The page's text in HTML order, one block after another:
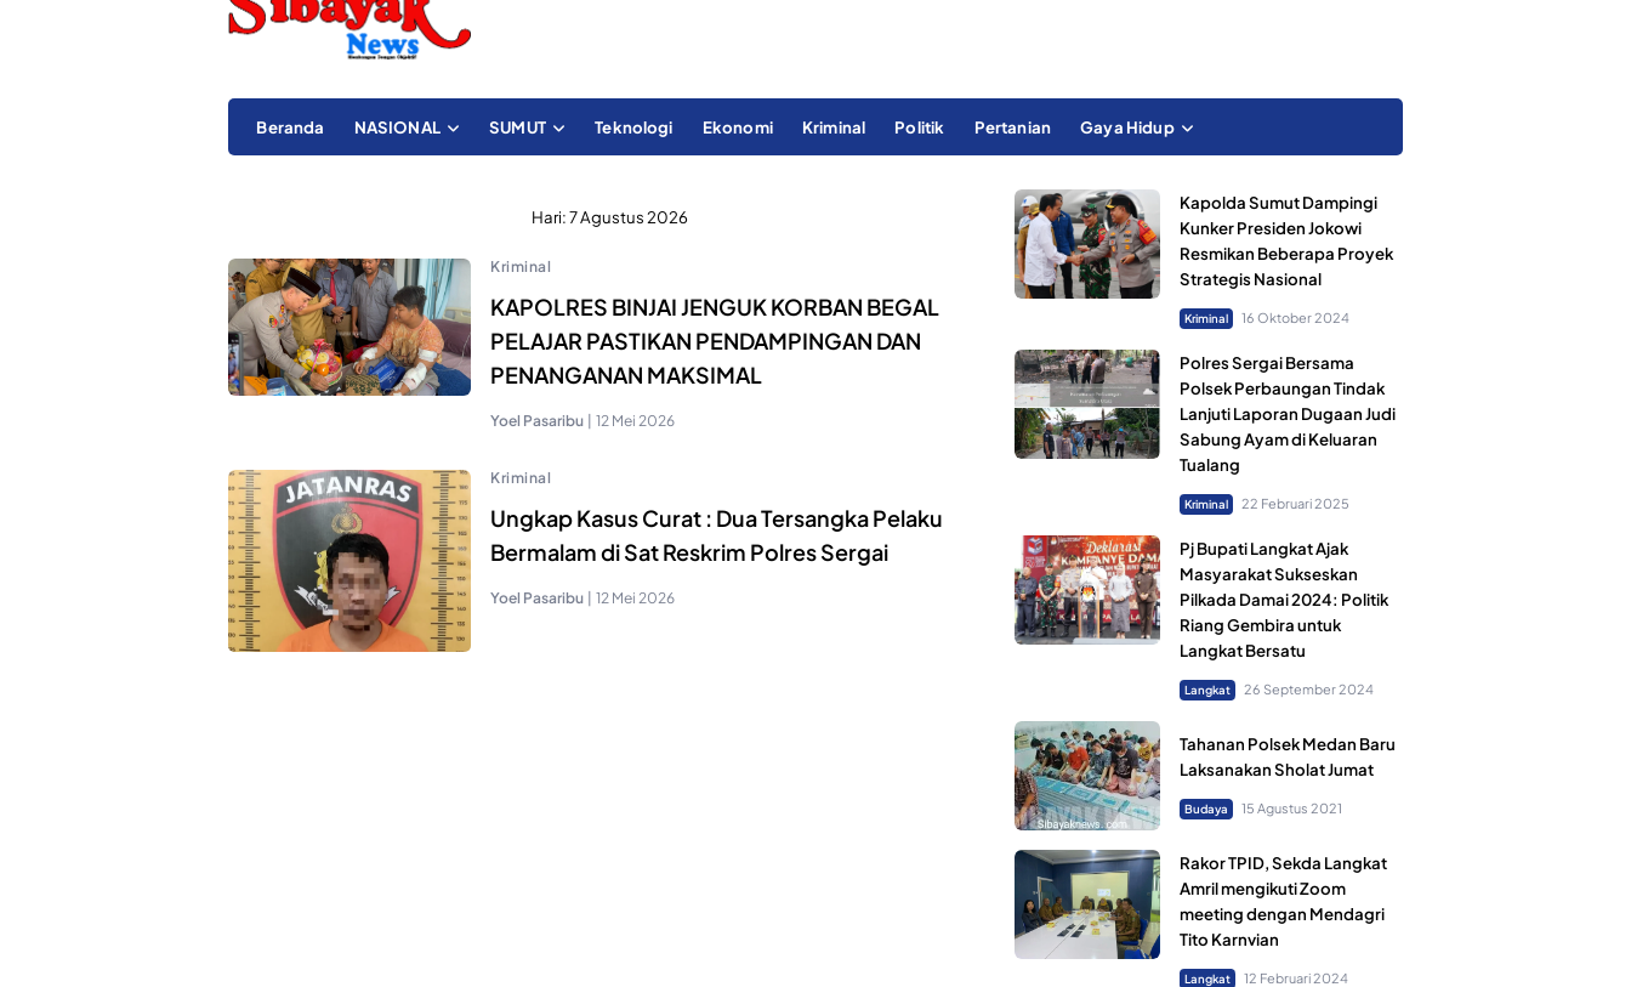
Beranda NASIONAL SUMUT Teknologi Ekonomi Kriminal Politik Pertanian Gaya Hidup
Hari:7 Agustus 2026
Kriminal
KAPOLRES BINJAI JENGUK KORBAN BEGAL
PELAJAR PASTIKAN PENDAMPINGAN DAN
PENANGANAN MAKSIMAL
Yoel Pasaribu 12 Mei 2026
Kriminal
Ungkap Kasus Curat : Dua Tersangka Pelaku
Bermalam di Sat Reskrim Polres Sergai
Yoel Pasaribu 12 Mei 2026
Kapolda Sumut Dampingi
Kunker Presiden Jokowi
Resmikan Beberapa Proyek
Strategis Nasional
Kriminal 16 Oktober 2024
Polres Sergai Bersama
Polsek Perbaungan Tindak
Lanjuti Laporan Dugaan Judi
Sabung Ayam di Keluaran
Tualang
Kriminal 22 Februari 2025
Pj Bupati Langkat Ajak
Masyarakat Sukseskan
Pilkada Damai 2024: Politik
Riang Gembira untuk
Langkat Bersatu
Langkat 26 September 2024
Tahanan Polsek Medan Baru
Laksanakan Sholat Jumat
Budaya 15 Agustus 2021
Rakor TPID, Sekda Langkat
Amril mengikuti Zoom
meeting dengan Mendagri
Tito Karnvian
Langkat 12 Februari 2024